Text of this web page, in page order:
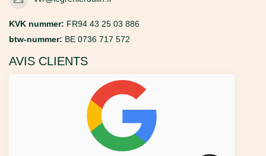
KVK nummer: FR94 43 25 03 886
btw-nummer: BE 0736 717 572
AVIS CLIENTS